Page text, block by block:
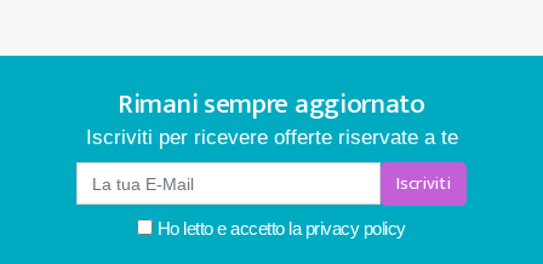
Rimani sempre aggiornato
Iscriviti per ricevere offerte riservate a te
Iscriviti
Ho letto e accetto la privacy policy